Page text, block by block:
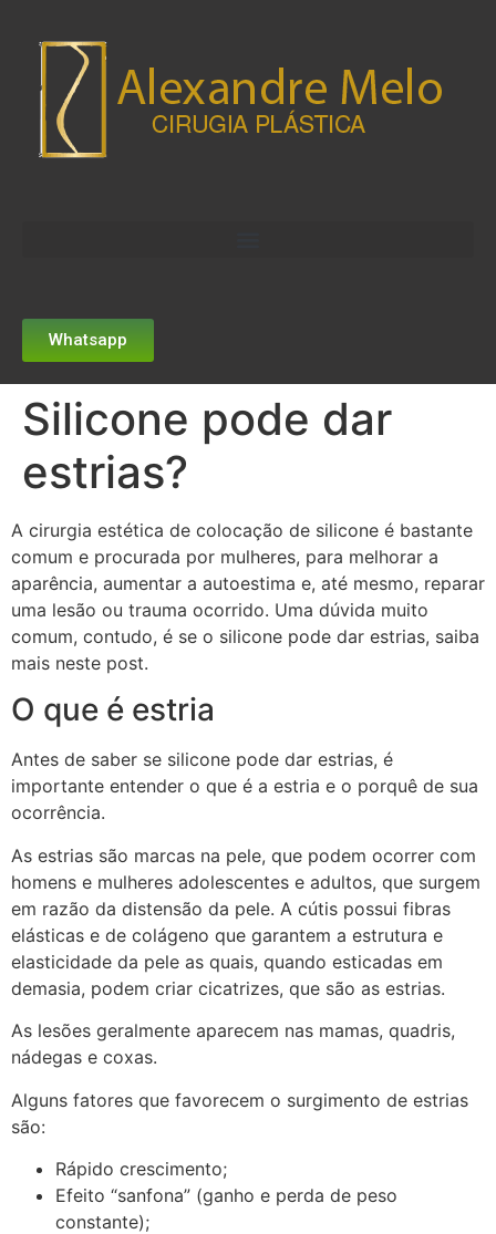
Whatsapp
Silicone pode dar
estrias?
A cirurgia estética de colocação de silicone é bastante
comum e procurada por mulheres, para melhorar a
aparência, aumentar a autoestima e, até mesmo, reparar
uma lesão ou trauma ocorrido. Uma dúvida muito
comum, contudo, é se o silicone pode dar estrias, saiba
mais neste post.
O que é estria
Antes de saber se silicone pode dar estrias, é
importante entender o que é a estria e o porquê de sua
ocorrência.
As estrias são marcas na pele, que podem ocorrer com
homens e mulheres adolescentes e adultos, que surgem
em razão da distensão da pele. A cútis possui fibras
elásticas e de colágeno que garantem a estrutura e
elasticidade da pele as quais, quando esticadas em
demasia, podem criar cicatrizes, que são as estrias.
As lesões geralmente aparecem nas mamas, quadris,
nádegas e coxas.
Alguns fatores que favorecem o surgimento de estrias
são:
Rápido crescimento;
Efeito “sanfona” (ganho e perda de peso
constante);